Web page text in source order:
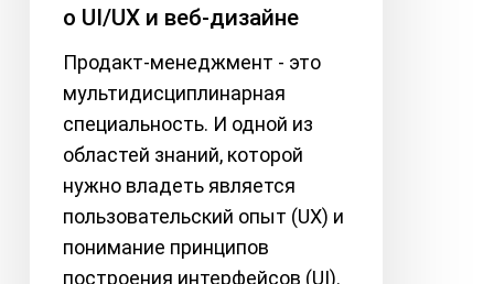
продуктовых
дизайнеров
UI/UX
веб-
дизайне
о UI/UX и веб-дизайне
Продакт-менеджмент - это
мультидисциплинарная
специальность. И одной из
областей знаний, которой
нужно владеть является
пользовательский опыт (UX) и
понимание принципов
построения интерфейсов (UI).